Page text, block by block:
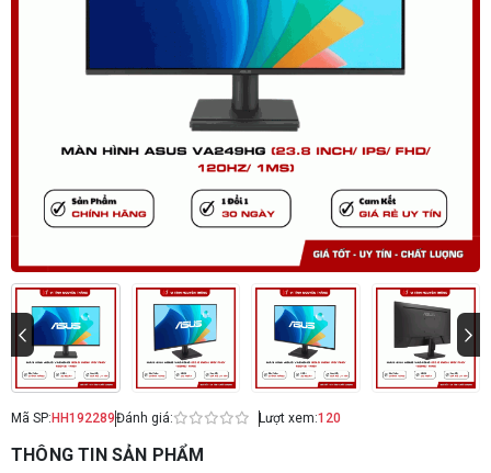
Mã SP: HH192289Đánh giá: Lượt xem:120
THÔNG TIN SẢN PHẨM